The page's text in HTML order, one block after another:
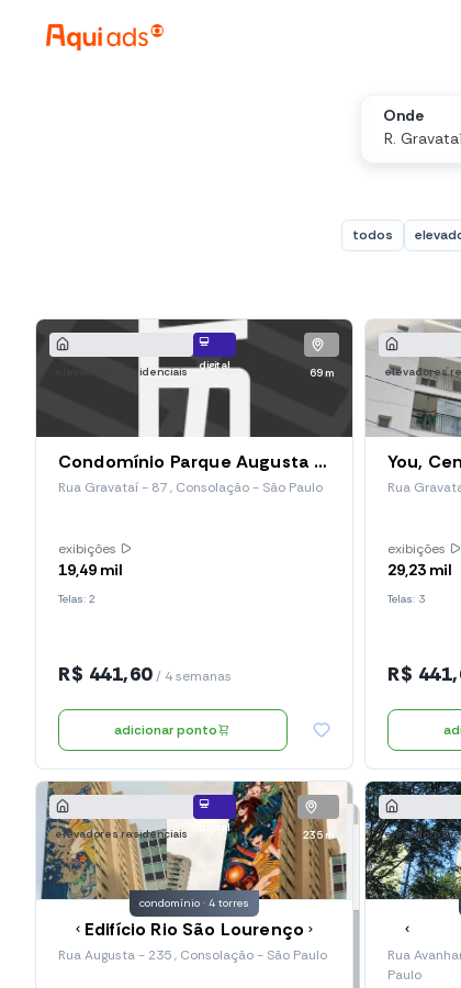
Onde
todos
elevadores residenciais digital
69 m
Condomínio Parque Augusta Studios
Rua Gravataí - 87 , Consolação - São Paulo
exibições
19,49 mil
Telas: 2
R$ 441,60/ 4 semanas
adicionar ponto
elevadores
You,
Rua
exibições
29,23 mil
Telas: 3
R$
elevadores residenciais digital
235 m
condomínio · 4 torres
Edifício Rio São Lourenço
Rua Augusta - 235 , Consolação - São Paulo
elevadores
Rua
Paulo